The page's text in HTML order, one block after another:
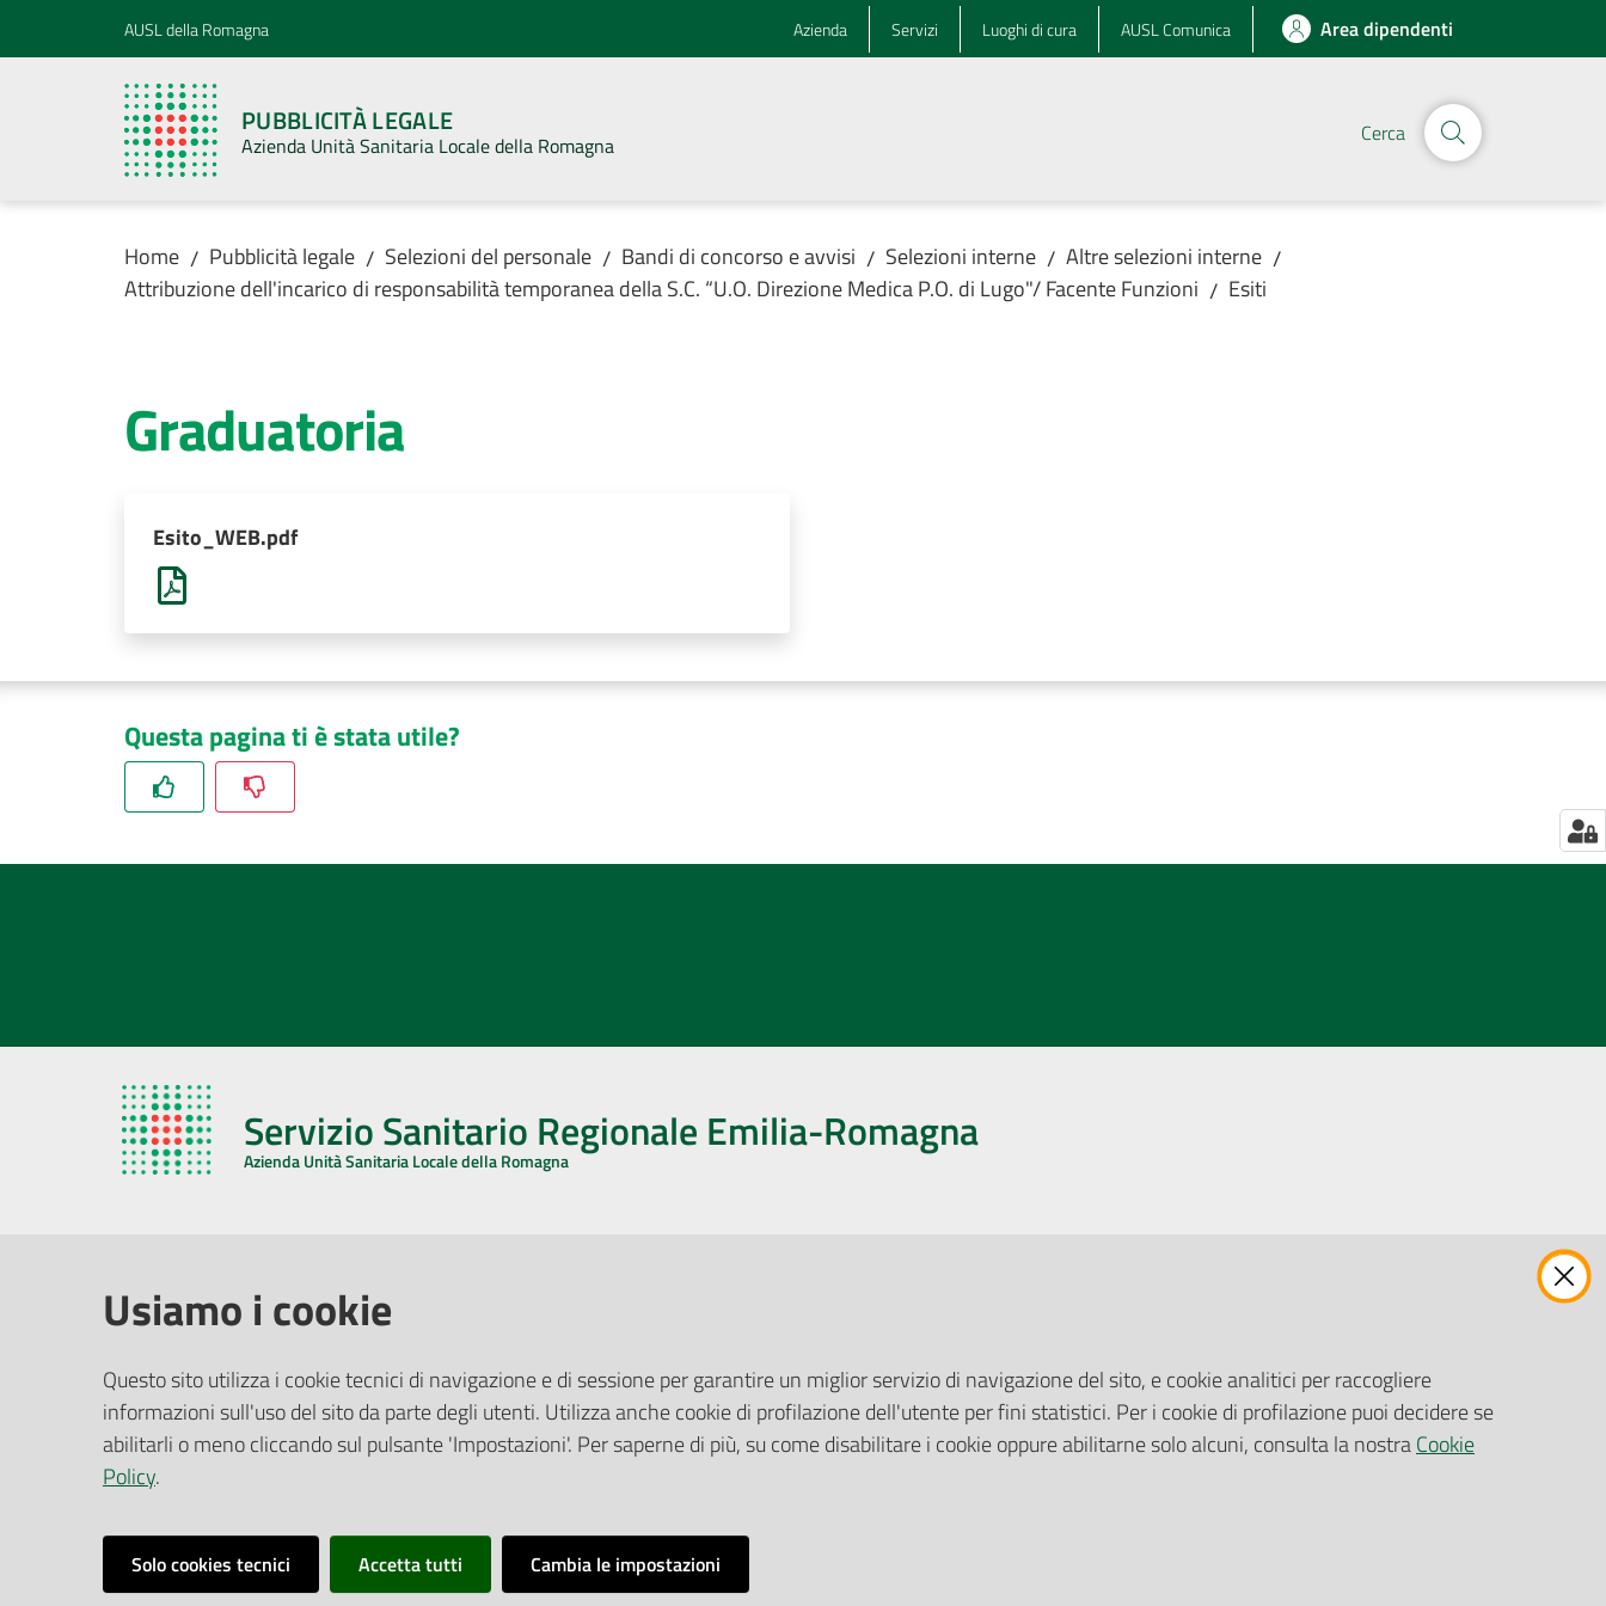
Vai al contenuto
Vai alla navigazioneAUSL della Romagna Azienda Servizi Luoghi di cura AUSL Comunica Area dipendenti
PUBBLICITÀ LEGALE
Azienda Unità Sanitaria Locale della Romagna Cerca
Home / Pubblicità legale / Selezioni del personale / Bandi di concorso e avvisi / Selezioni interne / Altre selezioni interne /
Attribuzione dell'incarico di responsabilità temporanea della S.C. “U.O. Direzione Medica P.O. di Lugo"/ Facente Funzioni / Esiti
Graduatoria
Esito_WEB.pdf
Questa pagina ti è stata utile?
Servizio Sanitario Regionale Emilia-Romagna
Azienda Unità Sanitaria Locale della Romagna
Via De Gasperi, 8 - 48121 Ravenna (RA)
CF/P.IVA:02483810392
PEC:
azienda@pec.auslromagna.it
Ufficio Relazioni con il Pubblico
Riferimenti per la Stampa
Pubblicità legale
Albo Pretorio
Privacy Policy
Attuazione Misure PNRR
Gare e Appalti
Richiesta Patrocinio
Usiamo i cookie
Questo sito utilizza i cookie tecnici di navigazione e di sessione per garantire un miglior servizio di navigazione del sito, e cookie analitici per raccogliere
informazioni sull'uso del sito da parte degli utenti. Utilizza anche cookie di profilazione dell'utente per fini statistici. Per i cookie di profilazione puoi decidere se
abilitarli o meno cliccando sul pulsante 'Impostazioni'. Per saperne di più, su come disabilitare i cookie oppure abilitarne solo alcuni, consulta la nostraCookie
Policy.
Solo cookies tecnici Accetta tutti Cambia le impostazioni